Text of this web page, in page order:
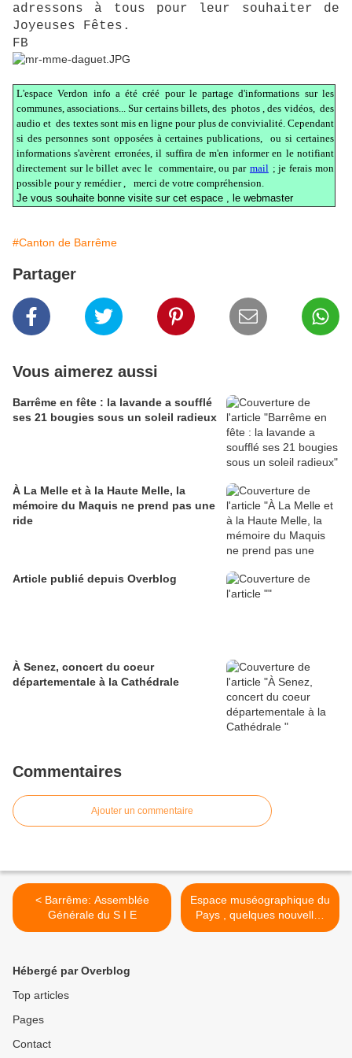
adressons à tous pour leur souhaiter de
Joyeuses Fêtes.
FB
L'espace Verdon info a été créé pour le partage d'informations sur les
communes, associations... Sur certains billets, des photos , des vidéos, des
audio et des textes sont mis en ligne pour plus de convivialité. Cependant
si des personnes sont opposées à certaines publications, ou si certaines
informations s'avèrent erronées, il suffira de m'en informer en le notifiant
directement sur le billet avec le commentaire, ou par mail ; je ferais mon
possible pour y remédier ,
merci de votre compréhension.
Je vous souhaite bonne visite sur cet espace , le webmaster
#Canton de Barrême
Partager
Vous aimerez aussi
Barrême en fête : la lavande a soufflé
ses 21 bougies sous un soleil radieux
À La Melle et à la Haute Melle, la
mémoire du Maquis ne prend pas une
ride
Article publié depuis Overblog
À Senez, concert du coeur
départementale à la Cathédrale
Commentaires
Ajouter un commentaire
< Barrême: Assemblée
Générale du S I E
Espace muséographique du
Pays , quelques nouvelles
sur le projet >
Hébergé par Overblog
Top articles
Pages
Contact